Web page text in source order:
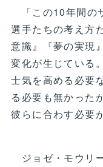
「この10年間の
選手たちの考え方
意識』『夢の実現
変化が生じている
士気を高める必要
る必要も無かった
彼らに合わす必要
ジョゼ・モウリ